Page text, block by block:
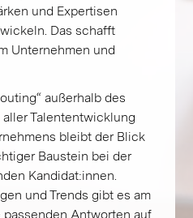
und Expertisen
Das schafft
Unternehmen und
außerhalb des
Talententwicklung
bleibt der Blick
Baustein bei der
Kandidat:innen.
und Trends gibt es am
passenden Antworten auf